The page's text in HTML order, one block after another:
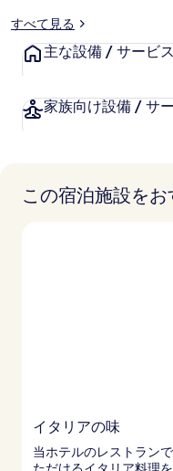
ャ
すべて見る
主な設備 / サービス
家族向け設備 / サ
この宿泊施設を
イタリアの味
当ホテルのレストラン